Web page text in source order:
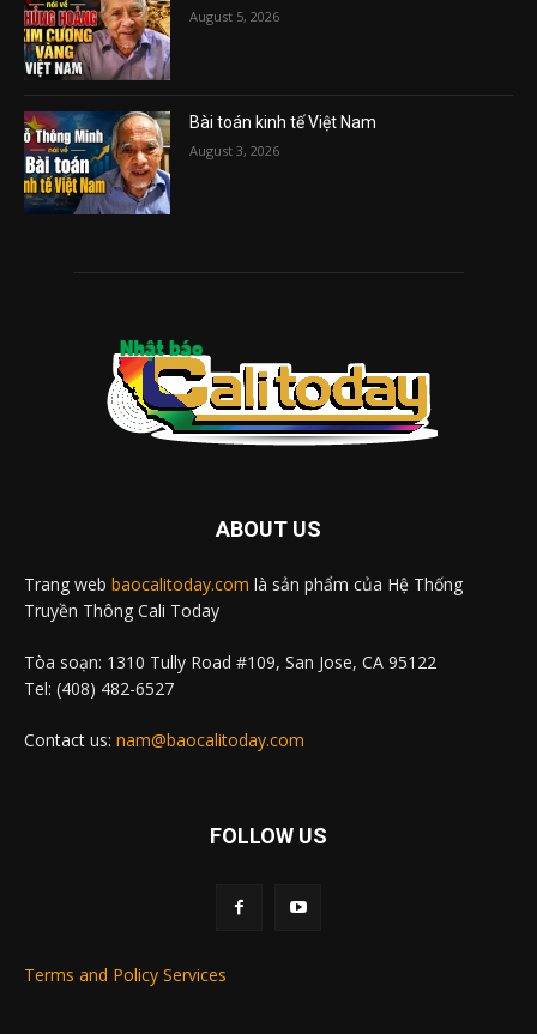
August 5, 2026
Bài toán kinh tế Việt Nam
August 3, 2026
ABOUT US
Trang web baocalitoday.com là sản phẩm của Hệ Thống
Truyền Thông Cali Today
Tòa soạn: 1310 Tully Road #109, San Jose, CA 95122
Tel: (408) 482-6527
Contact us: nam@baocalitoday.com
FOLLOW US
Terms and Policy Services